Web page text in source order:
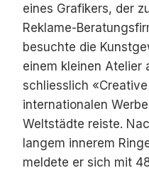
eines Grafikers, der
Reklame-
besuchte die
einem kleinen Atelier
schliesslich
internationalen
Weltstädte reiste.
langem innerem
meldete er sich mit